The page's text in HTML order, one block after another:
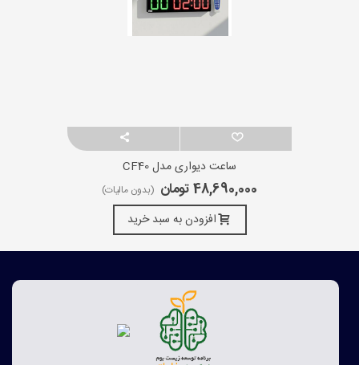
ساعت دیواری مدل CF40
48,690,000 تومان (بدون مالیات)
افزودن به سبد خرید